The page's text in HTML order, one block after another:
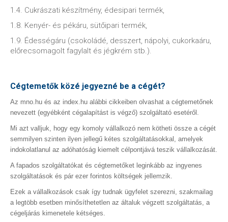
1.4. Cukrászati készítmény, édesipari termék,
1.8. Kenyér- és pékáru, sütőipari termék,
1.9. Édességáru (csokoládé, desszert, nápolyi, cukorkaáru,
előrecsomagolt fagylalt és jégkrém stb.).
Cégtemetők közé jegyezné be a cégét?
Az mno.hu és az index.hu alábbi cikkeiben olvashat a cégtemetőnek
nevezett (egyébként cégalapítást is végző) szolgáltató esetéről.
Mi azt valljuk, hogy egy komoly vállalkozó nem kötheti össze a cégét
semmilyen szinten ilyen jellegű kétes szolgáltatásokkal, amelyek
indokolatlanul az adóhatóság kiemelt célpontjává teszik vállalkozását.
A fapados szolgáltatókat és cégtemetőket leginkább az ingyenes
szolgáltatások és pár ezer forintos költségek jellemzik.
Ezek a vállalkozások csak így tudnak ügyfelet szerezni, szakmailag
a legtöbb esetben minősíthetetlen az általuk végzett szolgáltatás, a
cégeljárás kimenetele kétséges.